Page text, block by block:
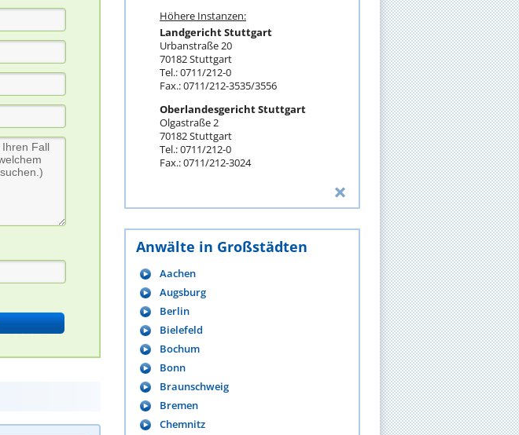
Höhere Instanzen:
Landgericht Stuttgart
Urbanstraße 20
70182 Stuttgart
Tel.: 0711/212-0
Fax.: 0711/212-3535/3556
Oberlandesgericht Stuttgart
Olgastraße 2
70182 Stuttgart
Tel.: 0711/212-0
Fax.: 0711/212-3024
Anwälte in Großstädten
Aachen
Augsburg
Berlin
Bielefeld
Bochum
Bonn
Braunschweig
Bremen
Chemnitz